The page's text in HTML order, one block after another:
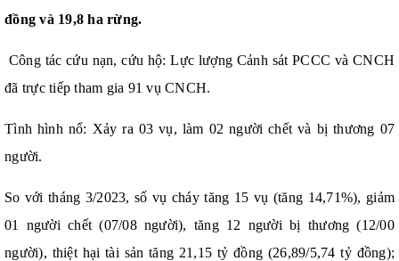
đồng và 19,8 ha rừng.
Công tác cứu nạn, cứu hộ: Lực lượng Cảnh sát PCCC và CNCH
đã trực tiếp tham gia 91 vụ CNCH.
Tình hình nổ: Xảy ra 03 vụ, làm 02 người chết và bị thương 07
người.
So với tháng 3/2023, số vụ cháy tăng 15 vụ (tăng 14,71%), giảm
01 người chết (07/08 người), tăng 12 người bị thương (12/00
người), thiệt hại tài sản tăng 21,15 tỷ đồng (26,89/5,74 tỷ đồng);